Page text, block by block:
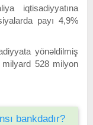
iqtisadiyyatına
payı 4,9%
yönəldilmiş
milyard 528 milyon
bankdadır?